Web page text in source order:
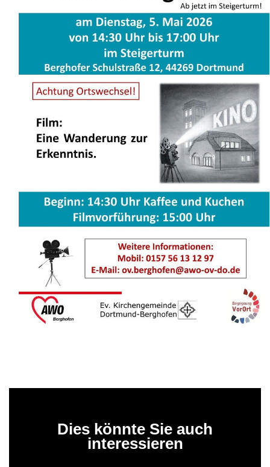
Dies könnte Sie auch
interessieren